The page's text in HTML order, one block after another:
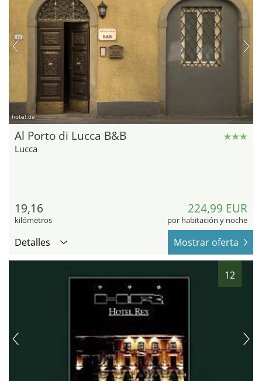
hotel.de
Al Porto di Lucca B&B
Lucca
19,16
kilómetros
224,99 EUR
por habitación y noche
Detalles Mostrar oferta
12